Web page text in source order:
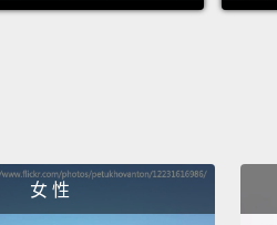
乘客的情況我們都一清二
會有個迎賓員在前面說「
女 性